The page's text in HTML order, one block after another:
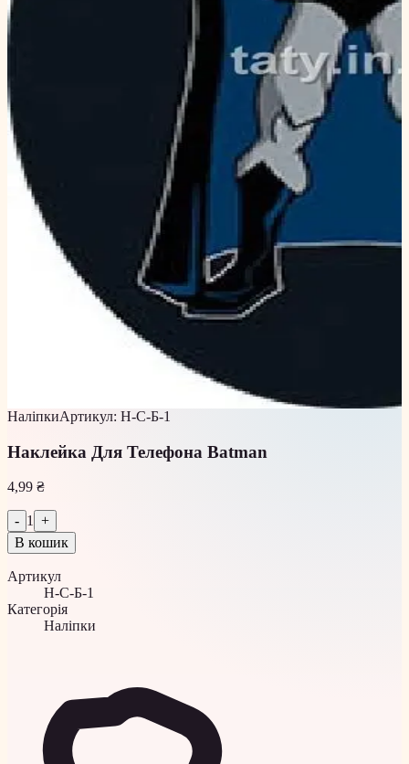
НаліпкиАртикул: Н-С-Б-1
Наклейка Для Телефона Batman
4,99 ₴
- 1 +
В кошик
Артикул
Н-С-Б-1
Категорія
Наліпки